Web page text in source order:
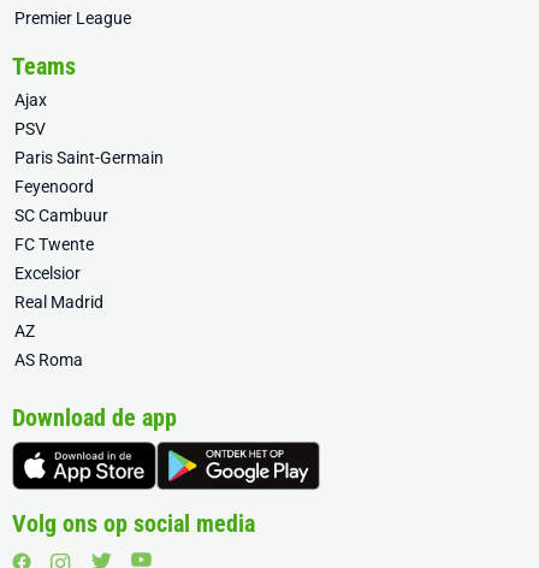
Premier League
Teams
Ajax
PSV
Paris Saint-Germain
Feyenoord
SC Cambuur
FC Twente
Excelsior
Real Madrid
AZ
AS Roma
Download de app
Volg ons op social media